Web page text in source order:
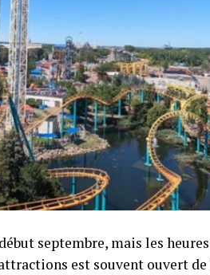
septembre, mais les
est souvent ouvert de